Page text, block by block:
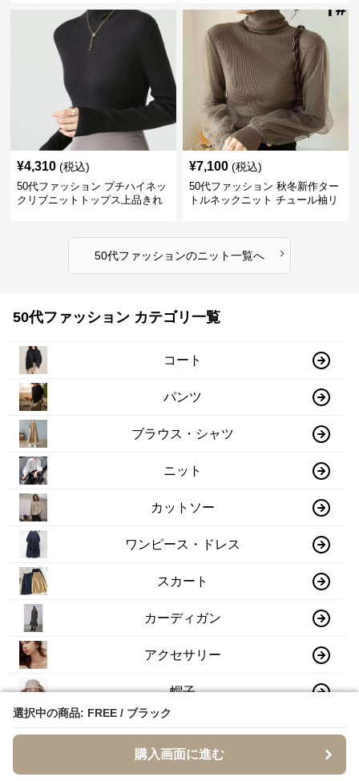
選択中の商品: FREE / ブラック
購入画面に進む
選択中の商品: FREE / ブラック
購入画面に進む
¥4,310 (税込)
50代ファッション プチハイネッ
クリブニットトップス上品きれ
¥7,100 (税込)
50代ファッション 秋冬新作ター
トルネックニット チュール袖リ
50代ファッションのニット一覧へ ›
50代ファッション カテゴリ一覧
コート
パンツ
ブラウス・シャツ
ニット
カットソー
ワンピース・ドレス
スカート
カーディガン
アクセサリー
帽子
スニーカー